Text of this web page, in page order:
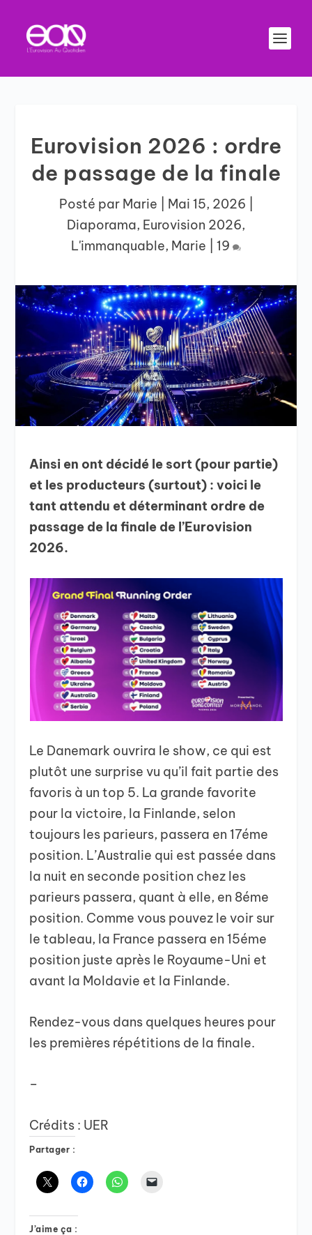
Eurovision 2026 : ordre
de passage de la finale
Posté par Marie Mai 15, 2026
Diaporama, Eurovision 2026,
L'immanquable, Marie 19
Ainsi en ont décidé le sort (pour partie)
et les producteurs (surtout) : voici le
tant attendu et déterminant ordre de
passage de la finale de l’Eurovision
2026.
Le Danemark ouvrira le show, ce qui est
plutôt une surprise vu qu’il fait partie des
favoris à un top 5. La grande favorite
pour la victoire, la Finlande, selon
toujours les parieurs, passera en 17éme
position. L’Australie qui est passée dans
la nuit en seconde position chez les
parieurs passera, quant à elle, en 8éme
position. Comme vous pouvez le voir sur
le tableau, la France passera en 15éme
position juste après le Royaume-Uni et
avant la Moldavie et la Finlande.
Rendez-vous dans quelques heures pour
les premières répétitions de la finale.
–
Crédits : UER
Partager :
J’aime ça :